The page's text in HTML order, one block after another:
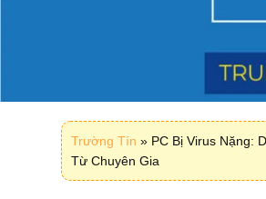
Trường Tín » PC Bị Virus Nặng:
Từ Chuyên Gia